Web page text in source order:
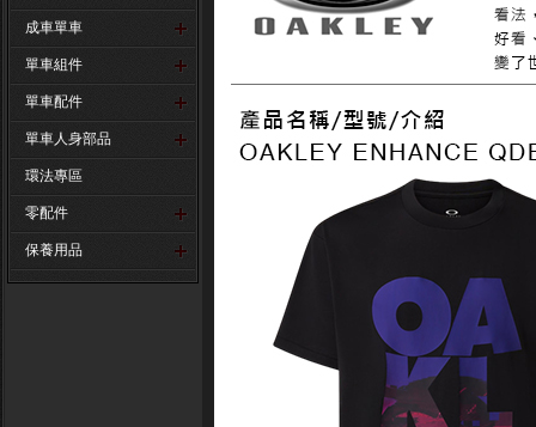
成車單車
單車組件
單車配件
單車人身部品
環法專區
零配件
保養用品